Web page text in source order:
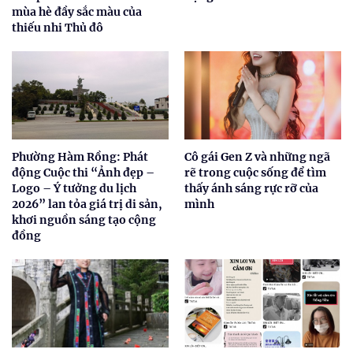
mùa hè đầy sắc màu của
thiếu nhi Thủ đô
Phường Hàm Rồng: Phát
động Cuộc thi “Ảnh đẹp –
Logo – Ý tưởng du lịch
2026” lan tỏa giá trị di sản,
khơi nguồn sáng tạo cộng
đồng
Cô gái Gen Z và những ngã
rẽ trong cuộc sống để tìm
thấy ánh sáng rực rỡ của
mình